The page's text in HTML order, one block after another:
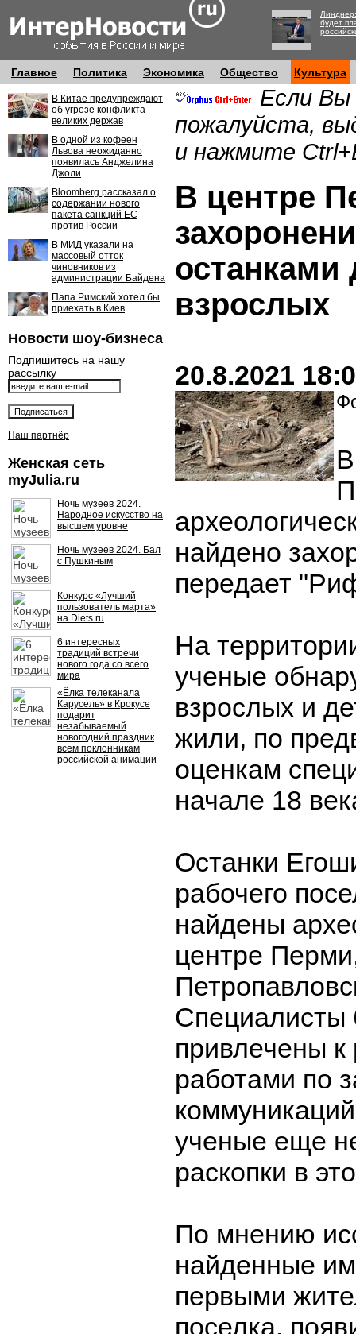
будет
Главное Политика Экономика Общество Культура
В Китае предупреждают
об угрозе конфликта
великих держав
В одной из кофеен
Львова неожиданно
появилась Анджелина
Джоли
Bloomberg рассказал о
содержании нового
пакета санкций ЕС
против России
В МИД указали на
массовый отток
чиновников из
администрации Байдена
Папа Римский хотел бы
приехать в Киев
Новости шоу-бизнеса
Подпишитесь на нашу
рассылку
Наш партнёр
Женская сеть
myJulia.ru
Ночь музеев 2024.
Народное искусство на
высшем уровне
Ночь музеев 2024. Бал
с Пушкиным
Конкурс «Лучший
пользователь марта»
на Diets.ru
6 интересных
традиций встречи
нового года со всего
мира
«Ёлка телеканала
Карусель» в Крокусе
подарит
незабываемый
новогодний праздник
всем поклонникам
российской анимации
Если Вы
пожалуйста,
и нажмите
В центре
останками
взрослых
20.8.2021
найдено
передает
На
ученые
взрослых и
жили, по
оценкам
начале 18
Останки
рабочего
найдены
центре
Специалисты
привлечены к
работами по
ученые еще
раскопки в
По мнению
найденные
первыми
поселка,